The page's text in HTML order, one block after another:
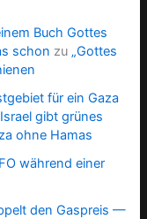
Buch Gottes
schon zu „Gottes
für ein Gaza
Israel gibt grünes
ohne Hamas
während einer
den Gaspreis —